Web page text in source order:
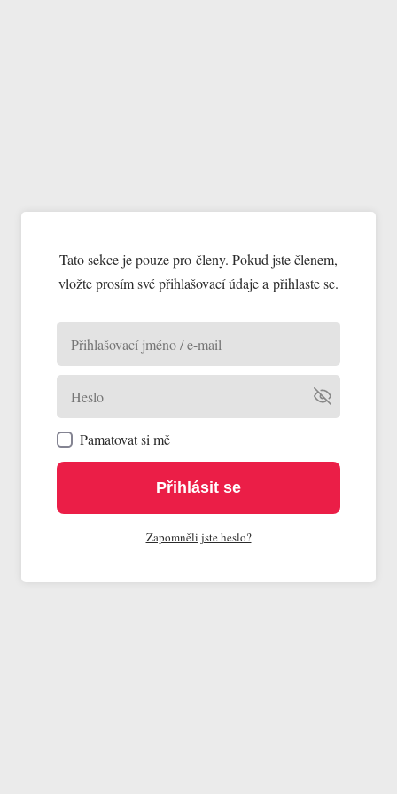
Tato sekce je pouze pro členy. Pokud jste členem,
vložte prosím své přihlašovací údaje a přihlaste se.
Pamatovat si mě
Přihlásit se
Zapomněli jste heslo?